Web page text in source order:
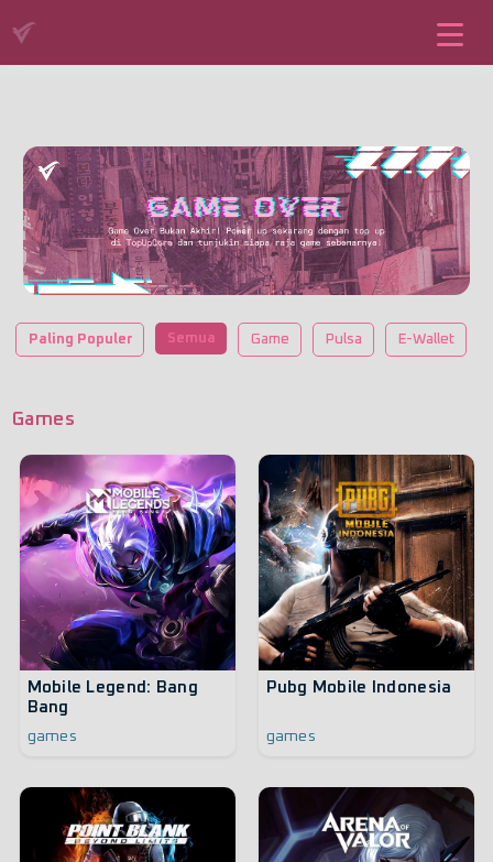
Paling Populer Semua Game Pulsa E-Wallet
Games
Mobile Legend: Bang
Bang
games
Pubg Mobile Indonesia
games